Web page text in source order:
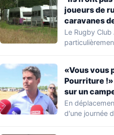
joueurs de
caravanes
s’installer
délogent en
Le Rugby
«Vous vous
Pourriture
sur un
du voyage
En
d'une journée